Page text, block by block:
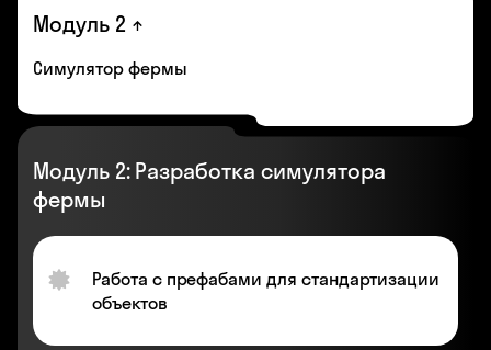
Модуль 2
Симулятор фермы
Модуль 2: Разработка симулятора
фермы
Работа с префабами для стандартизации
объектов